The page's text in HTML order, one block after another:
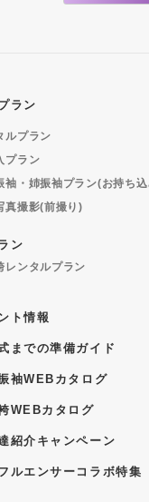
ラン
ルプラン
プラン
袖・姉振袖プラン(お持ち
真撮影(前撮り)
ン
レンタルプラン
ト情報
までの準備ガイド
袖WEBカタログ
WEBカタログ
紹介キャンペーン
ルエンサーコラボ特集